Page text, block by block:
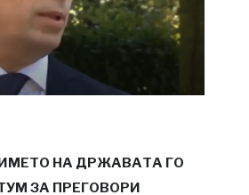
НА ДРЖАВАТА ГО
ЗА ПРЕГОВОРИ